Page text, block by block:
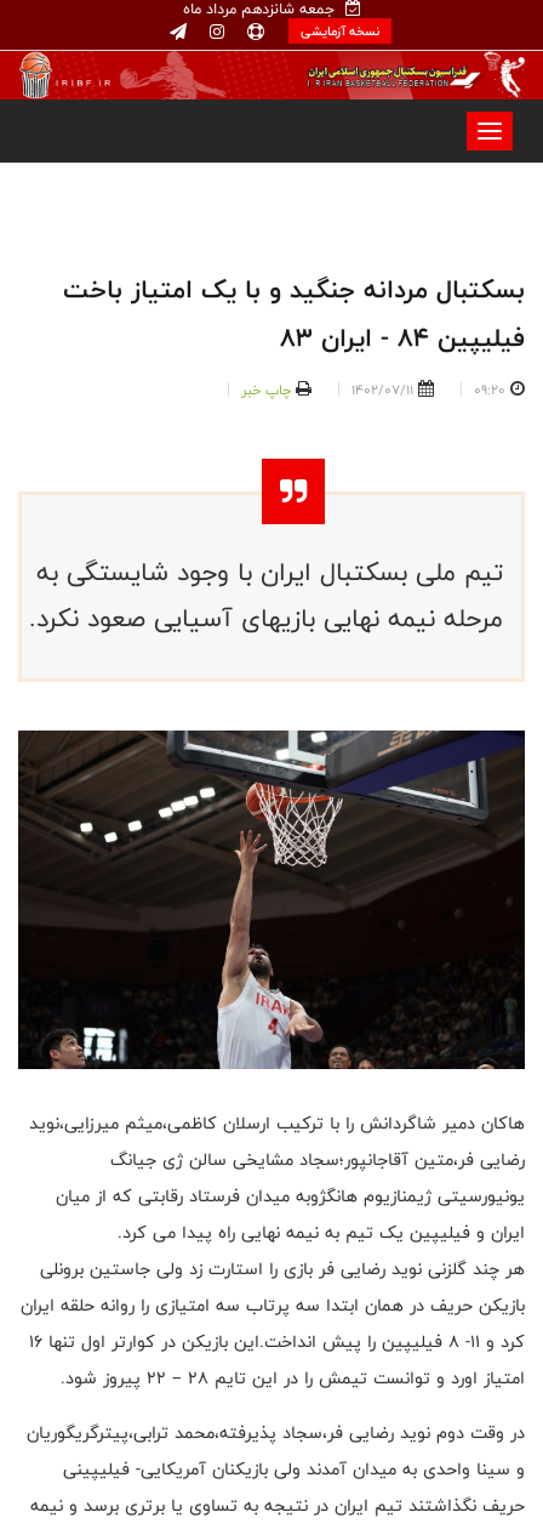
جمعه شانزدهم مرداد ماه
نسخه آزمایشی
بسکتبال مردانه جنگید و با یک امتیاز باخت
فیلیپین 84 - ایران 8۳
09:20
1402/07/11 چاپ خبر
تیم ملی بسکتبال ایران با وجود شایستگی به
مرحله نیمه نهایی بازیهای آسیایی صعود نکرد.
هاکان دمیر شاگردانش را با ترکیب ارسلان کاظمی،میثم میرزایی،نوید
رضایی فر،متین آقاجانپور؛سجاد مشایخی سالن ژی جیانگ
یونیورسیتی ژیمنازیوم هانگژوبه میدان فرستاد رقابتی که از میان
ایران و فیلیپین یک تیم به نیمه نهایی راه پیدا می کرد.
هر چند گلزنی نوید رضایی فر بازی را استارت زد ولی جاستین برونلی
بازیکن حریف در همان ابتدا سه پرتاب سه امتیازی را روانه حلقه ایران
کرد و 11- 8 فیلیپین را پیش انداخت.این بازیکن در کوارتر اول تنها 16
امتیاز اورد و توانست تیمش را در این تایم 28 – 22 پیروز شود.
در وقت دوم نوید رضایی فر،سجاد پذیرفته،محمد ترابی،پیترگریگوریان
و سینا واحدی به میدان آمدند ولی بازیکنان آمریکایی- فیلیپینی
حریف نگذاشتند تیم ایران در نتیجه به تساوی یا برتری برسد و نیمه